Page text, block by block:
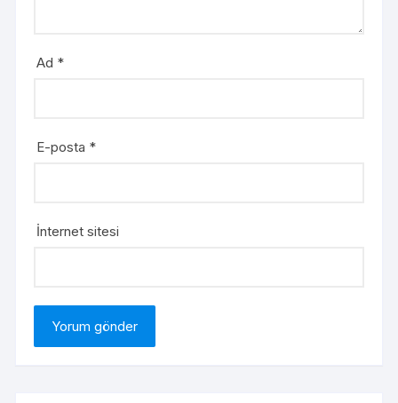
Ad *
E-posta *
İnternet sitesi